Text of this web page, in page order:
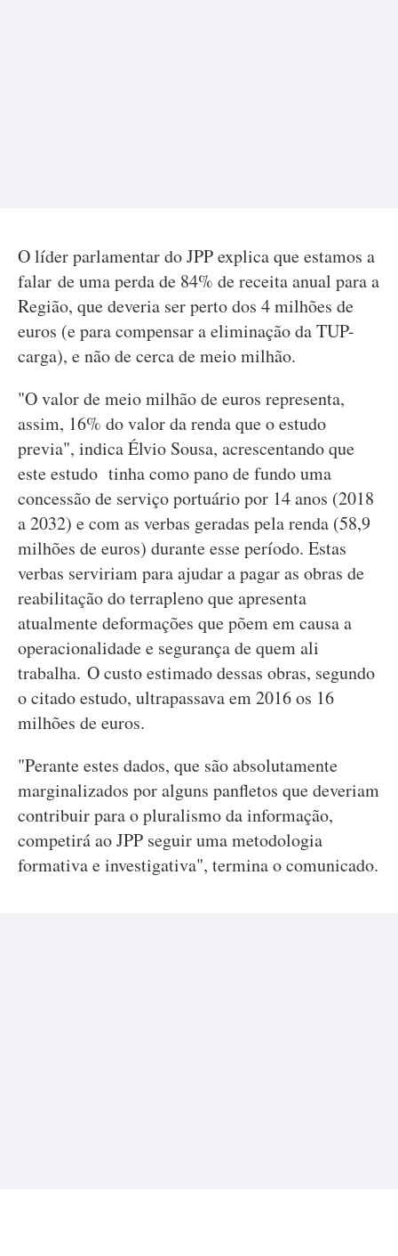
O líder parlamentar do JPP explica que estamos a
falar de uma perda de 84% de receita anual para a
Região, que deveria ser perto dos 4 milhões de
euros (e para compensar a eliminação da TUP-
carga), e não de cerca de meio milhão.
"O valor de meio milhão de euros representa,
assim, 16% do valor da renda que o estudo
previa", indica Élvio Sousa, acrescentando que
este estudo tinha como pano de fundo uma
concessão de serviço portuário por 14 anos (2018
a 2032) e com as verbas geradas pela renda (58,9
milhões de euros) durante esse período. Estas
verbas serviriam para ajudar a pagar as obras de
reabilitação do terrapleno que apresenta
atualmente deformações que põem em causa a
operacionalidade e segurança de quem ali
trabalha. O custo estimado dessas obras, segundo
o citado estudo, ultrapassava em 2016 os 16
milhões de euros.
"Perante estes dados, que são absolutamente
marginalizados por alguns panfletos que deveriam
contribuir para o pluralismo da informação,
competirá ao JPP seguir uma metodologia
formativa e investigativa", termina o comunicado.